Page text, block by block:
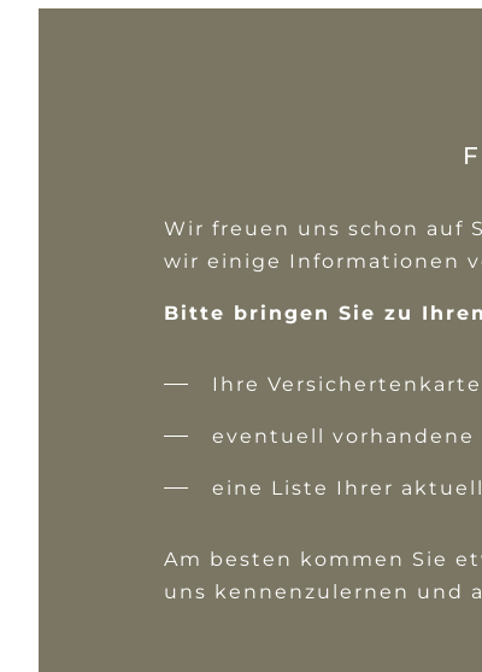
Wir freuen uns schon auf
wir einige Informationen
Bitte bringen Sie zu
Ihre Versichertenkarte
eventuell vorhandene
eine Liste Ihrer
Am besten kommen Sie
uns kennenzulernen und